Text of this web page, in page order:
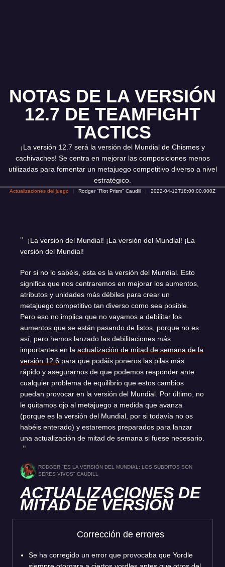
NOTAS DE LA VERSIÓN
12.7 DE TEAMFIGHT
TACTICS
¡La versión 12.7 será la versión del Mundial de Chismes y
cachivaches! Se centra en mejorar las composiciones menos
utilizadas para fomentar un metajuego competitivo diverso a nivel
estratégico.
Actualizaciones del juego Rodger "Riot Prism" Caudill 2022-04-12T18:00:00.000Z
¡La versión del Mundial! ¡La versión del Mundial! ¡La
versión del Mundial!
Por si no lo sabéis, esta es la versión del Mundial. Esto
significa que nos centraremos en mejorar los aumentos,
atributos y unidades más débiles para crear un
metajuego competitivo tan diverso como sea posible.
Pero eso no implica que no vayamos a debilitar los
aumentos que se están pasando de listos, porque no es
así, pero hemos lanzado las debilitaciones más
importantes en la actualización de mitad de semana de la
versión 12.6 para que podáis poneros las pilas más
rápido y asegurarnos de que podemos responder ante
cualquier problema de equilibrio que estos cambios
puedan provocar en la versión del Mundial. Por último, no
le quitamos ojo al metajuego a medida que avanza
(porque es la versión del Mundial, por si todavía no os
habéis enterado) y estaremos preparados para lanzar
una actualización de mitad de semana si fuese necesario.
RODGER "ES LA VERSIÓN DEL MUNDIAL; LOS SÚBDITOS SON
SERES VIVOS" CAUDILL
ACTUALIZACIONES DE
MITAD DE VERSIÓN
Corrección de errores
Se ha corregido un error que provocaba que Yordle